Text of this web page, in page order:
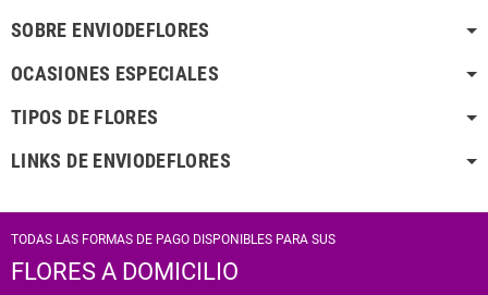
SOBRE ENVIODEFLORES
OCASIONES ESPECIALES
TIPOS DE FLORES
LINKS DE ENVIODEFLORES
TODAS LAS FORMAS DE PAGO DISPONIBLES PARA SUS
FLORES A DOMICILIO